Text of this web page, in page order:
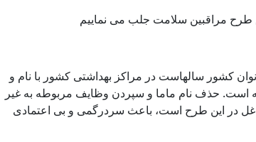
طرح مراقبین سلامت جلب می نماییم
کشور سالهاست در مراکز بهداشتی کشور با نام و
است. حذف نام ماما و سپردن وظایف مربوطه به غیر
در این طرح است، باعث سردرگمی و بی اعتمادی